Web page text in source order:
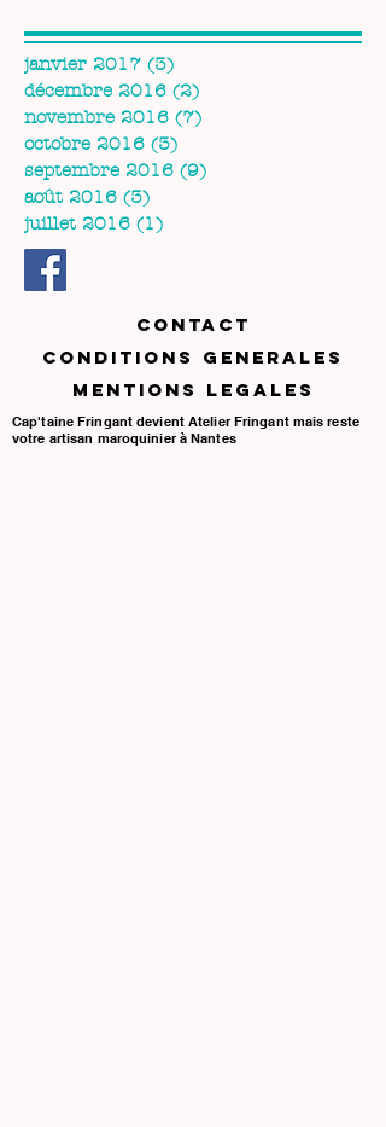
janvier 2017 (3)
décembre 2016 (2)
novembre 2016 (7)
octobre 2016 (3)
septembre 2016 (9)
août 2016 (3)
juillet 2016 (1)
CONTACT
CONDITIONS GENERALES
MENTIONS LEGALES
Cap'taine Fringant devient Atelier Fringant mais reste
votre artisan maroquinier à Nantes